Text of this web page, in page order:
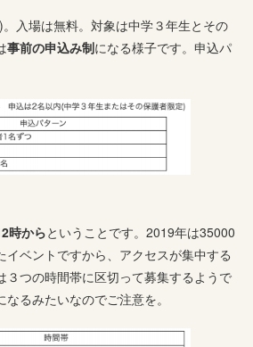
入場は無料。対象は中学３年生とその
事前の申込み制になる様子です。申込パ
時からということです。2019年は35000
イベントですから、アクセスが集中する
３つの時間帯に区切って募集するようで
るみたいなのでご注意を。